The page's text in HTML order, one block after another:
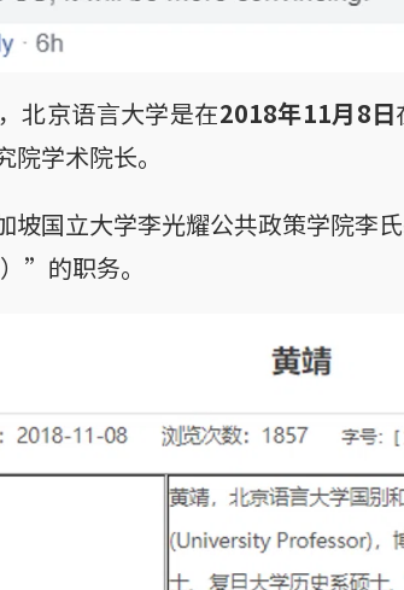
北京语言大学是在2018年11月8日
学术院长。
国立大学李光耀公共政策学院李
”的职务。